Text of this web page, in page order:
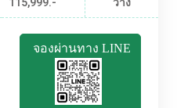
จองผ่านทาง LINE